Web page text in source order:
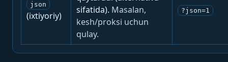
json
(ixtiyoriy)
sifatida). Masalan,
kesh/proksi uchun
qulay.
?json=1